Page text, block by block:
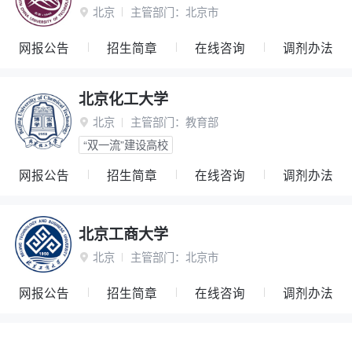
 北京 主管部门： 北京市
网报公告 招生简章 在线咨询 调剂办法
北京化工大学
 北京 主管部门： 教育部
“双一流”建设高校
网报公告 招生简章 在线咨询 调剂办法
北京工商大学
 北京 主管部门： 北京市
网报公告 招生简章 在线咨询 调剂办法